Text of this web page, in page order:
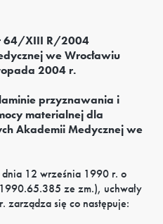
64/XIII R/2004
we Wrocławiu
2004 r.
przyznawania i
materialnej dla
Akademii Medycznej we
12 września 1990 r. o
ze zm.), uchwały
zarządza się co następuje: